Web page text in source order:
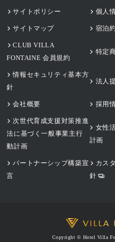
サイトポリシー 個人
サイトマップ 宿泊
CLUB VILLA
FONTAINE 会員規約
特定
情報セキュリティ基本方
針
法人
会社概要 採用
次世代育成支援対策推進
法に基づく一般事業主行
動計画
女性
計画
パートナーシップ構築宣
言
カス
針
Copyright © Hotel Villa